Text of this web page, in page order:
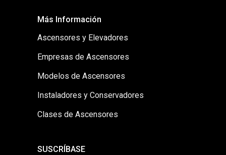
Más Información
Ascensores y Elevadores
Empresas de Ascensores
Modelos de Ascensores
Instaladores y Conservadores
Clases de Ascensores
SUSCRÍBASE